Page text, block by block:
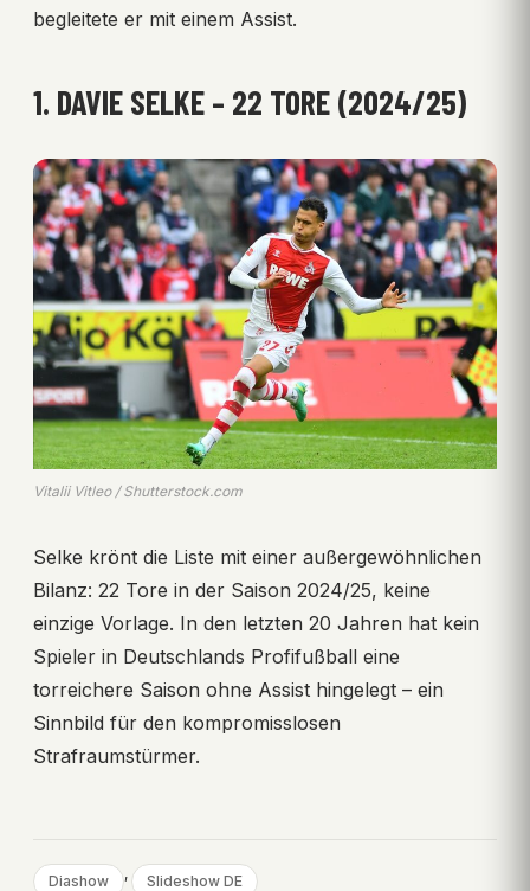
begleitete er mit einem Assist.
1. DAVIE SELKE – 22 TORE (2024/25)
Vitalii Vitleo / Shutterstock.com
Selke krönt die Liste mit einer außergewöhnlichen
Bilanz: 22 Tore in der Saison 2024/25, keine
einzige Vorlage. In den letzten 20 Jahren hat kein
Spieler in Deutschlands Profifußball eine
torreichere Saison ohne Assist hingelegt – ein
Sinnbild für den kompromisslosen
Strafraumstürmer.
Diashow , Slideshow DE